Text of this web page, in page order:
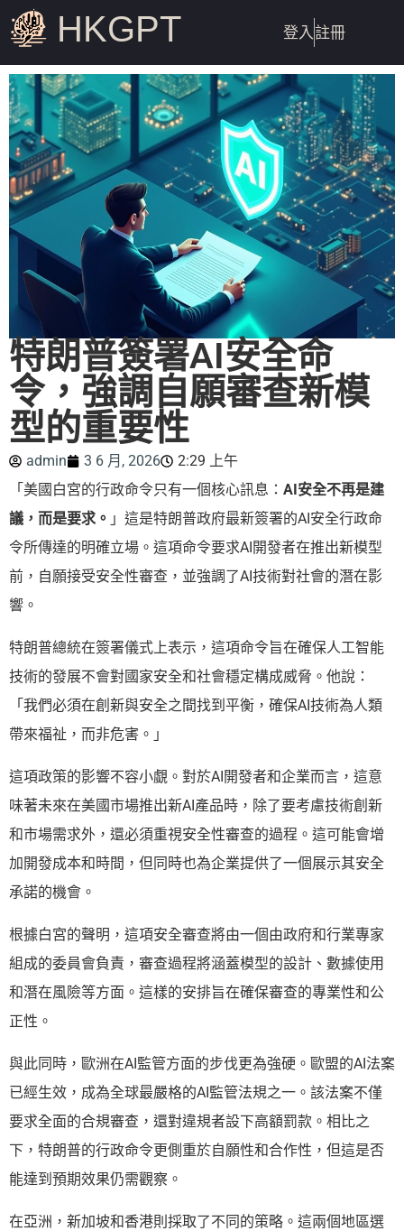
HKGPT 登入註冊
特朗普簽署AI安全命
令，強調自願審查新模
型的重要性
admin 3 6 月, 2026
2:29 上午
「美國白宮的行政命令只有一個核心訊息： AI安全不再是建
議，而是要求。 」這是特朗普政府最新簽署的AI安全行政命
令所傳達的明確立場。這項命令要求AI開發者在推出新模型
前，自願接受安全性審查，並強調了AI技術對社會的潛在影
響。
特朗普總統在簽署儀式上表示，這項命令旨在確保人工智能
技術的發展不會對國家安全和社會穩定構成威脅。他說：
「我們必須在創新與安全之間找到平衡，確保AI技術為人類
帶來福祉，而非危害。」
這項政策的影響不容小覷。對於AI開發者和企業而言，這意
味著未來在美國市場推出新AI產品時，除了要考慮技術創新
和市場需求外，還必須重視安全性審查的過程。這可能會增
加開發成本和時間，但同時也為企業提供了一個展示其安全
承諾的機會。
根據白宮的聲明，這項安全審查將由一個由政府和行業專家
組成的委員會負責，審查過程將涵蓋模型的設計、數據使用
和潛在風險等方面。這樣的安排旨在確保審查的專業性和公
正性。
與此同時，歐洲在AI監管方面的步伐更為強硬。歐盟的AI法案
已經生效，成為全球最嚴格的AI監管法規之一。該法案不僅
要求全面的合規審查，還對違規者設下高額罰款。相比之
下，特朗普的行政命令更側重於自願性和合作性，但這是否
能達到預期效果仍需觀察。
在亞洲，新加坡和香港則採取了不同的策略。這兩個地區選